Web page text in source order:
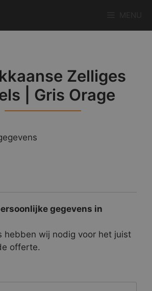
Zelliges
| Gris Orage
gegevens in
hebben wij nodig voor het juist
offerte.